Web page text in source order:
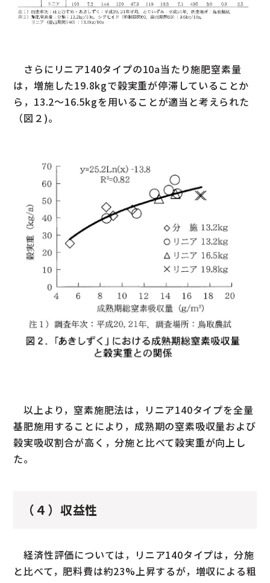
さらにリニア140タイプの10a当たり施肥窒素量
は，増施した19.8kgで穀実重が停滞していることか
ら，13.2～16.5kgを用いることが適当と考えられた
（図２)。
以上より，窒素施肥法は，リニア140タイプを全量
基肥施用することにより，成熟期の窒素吸収量および
穀実吸収割合が高く，分施と比べて穀実重が向上し
た。
（４）収益性
経済性評価については，リニア140タイプは，分施
と比べて，肥料費は約23%上昇するが，増収による粗